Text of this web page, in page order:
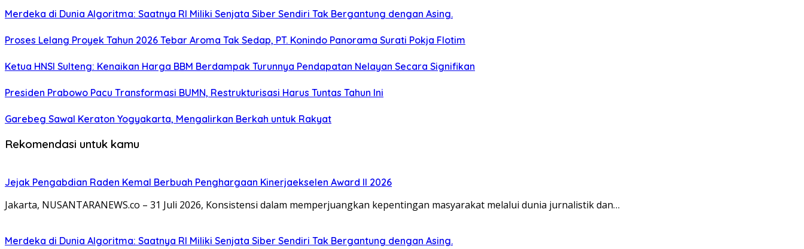
Merdeka di Dunia Algoritma: Saatnya RI Miliki Senjata Siber Sendiri Tak Bergantung dengan Asing.
Proses Lelang Proyek Tahun 2026 Tebar Aroma Tak Sedap, PT. Konindo Panorama Surati Pokja Flotim
Ketua HNSI Sulteng: Kenaikan Harga BBM Berdampak Turunnya Pendapatan Nelayan Secara Signifikan
Presiden Prabowo Pacu Transformasi BUMN, Restrukturisasi Harus Tuntas Tahun Ini
Garebeg Sawal Keraton Yogyakarta, Mengalirkan Berkah untuk Rakyat
Rekomendasi untuk kamu
Jejak Pengabdian Raden Kemal Berbuah Penghargaan Kinerjaekselen Award II 2026
Jakarta, NUSANTARANEWS.co – 31 Juli 2026, Konsistensi dalam memperjuangkan kepentingan masyarakat melalui dunia jurnalistik dan…
Merdeka di Dunia Algoritma: Saatnya RI Miliki Senjata Siber Sendiri Tak Bergantung dengan Asing.